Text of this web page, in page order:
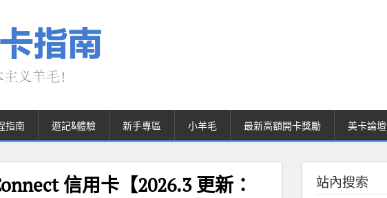
指南 遊記&體驗 新手專區 小羊毛 最新高額開卡獎勵 美卡論壇
信用卡【2026.3 更新： 站內搜索